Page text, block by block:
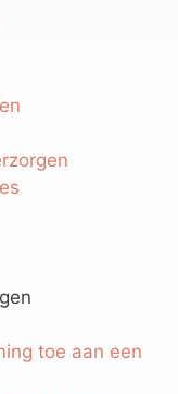
toe aan een